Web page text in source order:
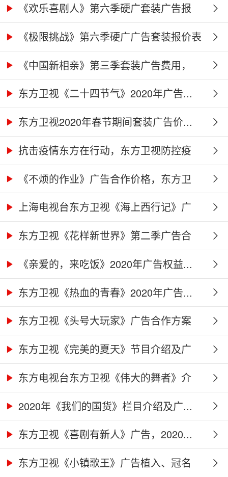
《欢乐喜剧人》第六季硬广套装广告报
价...《极限挑战》第六季硬广广告套装报价表
《中国新相亲》第三季套装广告费用，
东...东方卫视《二十四节气》2020年广告...
东方卫视2020年春节期间套装广告价...
抗击疫情东方在行动，东方卫视防控疫
情...《不烦的作业》广告合作价格，东方卫
视...上海电视台东方卫视《海上西行记》广
告...东方卫视《花样新世界》第二季广告合
作...《亲爱的，来吃饭》2020年广告权益...
东方卫视《热血的青春》2020年广告...
东方卫视《头号大玩家》广告合作方案
东方卫视《完美的夏天》节目介绍及广
告...东方电视台东方卫视《伟大的舞者》介
绍...2020年《我们的国货》栏目介绍及广...
东方卫视《喜剧有新人》广告，2020...
东方卫视《小镇歌王》广告植入、冠名